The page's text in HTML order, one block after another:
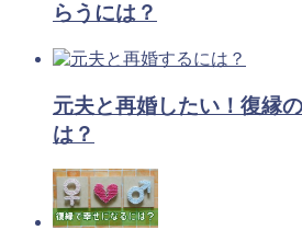
らうには？
元夫と再婚したい！復縁
は？